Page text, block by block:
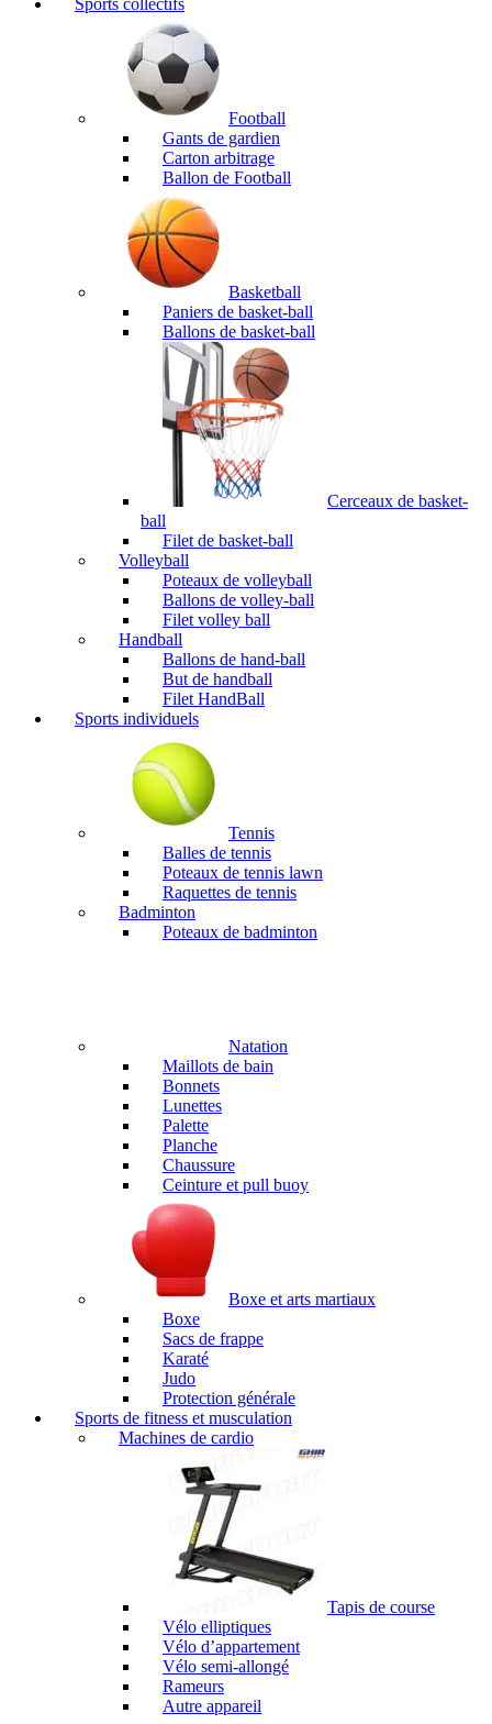
Sports collectifs
Football
Gants de gardien
Carton arbitrage
Ballon de Football
Basketball
Paniers de basket-ball
Ballons de basket-ball
Cerceaux de basket-
ball
Filet de basket-ball
Volleyball
Poteaux de volleyball
Ballons de volley-ball
Filet volley ball
Handball
Ballons de hand-ball
But de handball
Filet HandBall
Sports individuels
Tennis
Balles de tennis
Poteaux de tennis lawn
Raquettes de tennis
Badminton
Poteaux de badminton
Natation
Maillots de bain
Bonnets
Lunettes
Palette
Planche
Chaussure
Ceinture et pull buoy
Boxe et arts martiaux
Boxe
Sacs de frappe
Karaté
Judo
Protection générale
Sports de fitness et musculation
Machines de cardio
Tapis de course
Vélo elliptiques
Vélo d’appartement
Vélo semi-allongé
Rameurs
Autre appareil